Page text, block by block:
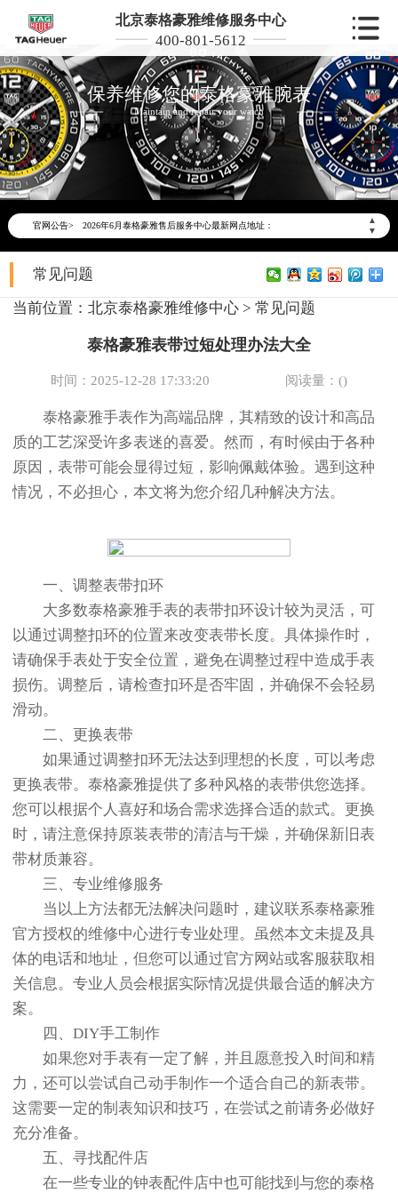
北京泰格豪雅维修服务中心
400-801-5612
保养维修您的泰格豪雅腕表
Maintain and repair your watch
官网公告>
▲
▼
2026年6月泰格豪雅北京市售后服务网络优化升级公告
2026年6月北京市泰格豪雅官方售后客户服务热线：400-801-5612
2026年6月泰格豪雅售后服务中心最新网点地址：
北京市东城区东长安街1号东方广场写字楼W3座6层602室（需提前预约）
北京市朝阳区建国门外大街甲6号华熙国际中心写字楼D座11层1102室（需提前预约）
节假日正常营业！
常见问题
当前位置： 北京泰格豪雅维修中心 > 常见问题
泰格豪雅表带过短处理办法大全
时间：2025-12-28 17:33:20 阅读量：()
泰格豪雅手表作为高端品牌，其精致的设计和高品
质的工艺深受许多表迷的喜爱。然而，有时候由于各种
原因，表带可能会显得过短，影响佩戴体验。遇到这种
情况，不必担心，本文将为您介绍几种解决方法。
一、调整表带扣环
大多数泰格豪雅手表的表带扣环设计较为灵活，可
以通过调整扣环的位置来改变表带长度。具体操作时，
请确保手表处于安全位置，避免在调整过程中造成手表
损伤。调整后，请检查扣环是否牢固，并确保不会轻易
滑动。
二、更换表带
如果通过调整扣环无法达到理想的长度，可以考虑
更换表带。泰格豪雅提供了多种风格的表带供您选择。
您可以根据个人喜好和场合需求选择合适的款式。更换
时，请注意保持原装表带的清洁与干燥，并确保新旧表
带材质兼容。
三、专业维修服务
当以上方法都无法解决问题时，建议联系泰格豪雅
官方授权的维修中心进行专业处理。虽然本文未提及具
体的电话和地址，但您可以通过官方网站或客服获取相
关信息。专业人员会根据实际情况提供最合适的解决方
案。
四、DIY手工制作
如果您对手表有一定了解，并且愿意投入时间和精
力，还可以尝试自己动手制作一个适合自己的新表带。
这需要一定的制表知识和技巧，在尝试之前请务必做好
充分准备。
五、寻找配件店
在一些专业的钟表配件店中也可能找到与您的泰格